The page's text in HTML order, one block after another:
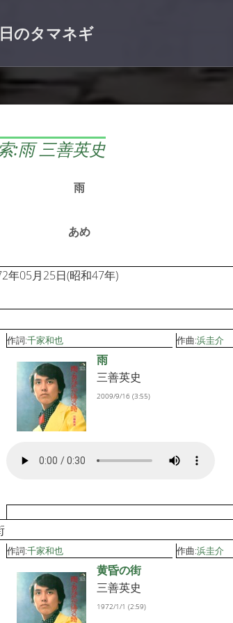
のタマネギ
:雨 三善英史
雨
あめ
年05月25日(昭和47年)
作詞:千家和也 作曲:浜圭介
雨
三善英史
2009/9/16 (3:55)
作詞:千家和也 作曲:浜圭介
黄昏の街
三善英史
1972/1/1 (2:59)